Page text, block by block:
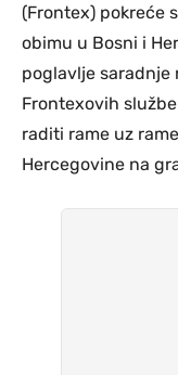
(Frontex) pokreće
obimu u Bosni i
poglavlje saradnje
Frontexovih
raditi rame uz
Hercegovine na